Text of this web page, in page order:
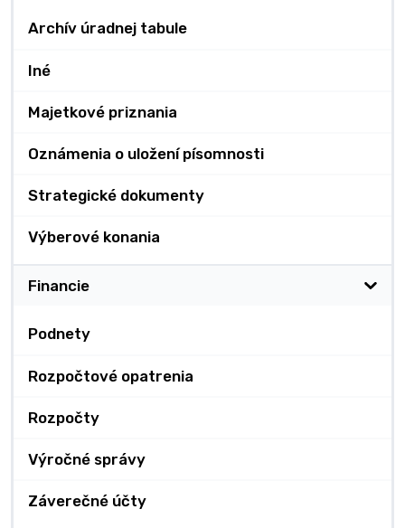
Archív úradnej tabule
Iné
Majetkové priznania
Oznámenia o uložení písomnosti
Strategické dokumenty
Výberové konania
Financie
Podnety
Rozpočtové opatrenia
Rozpočty
Výročné správy
Záverečné účty